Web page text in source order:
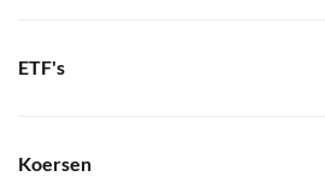
ETF's
Koersen